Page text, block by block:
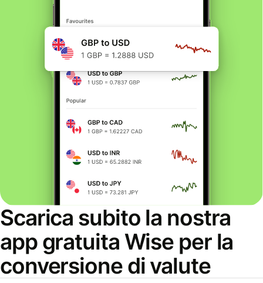
Scarica subito la nostra
app gratuita Wise per la
conversione di valute